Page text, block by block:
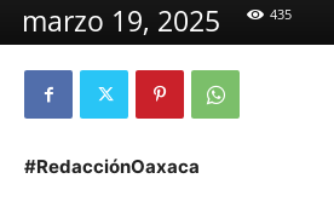
marzo 19, 2025 435
#RedacciónOaxaca